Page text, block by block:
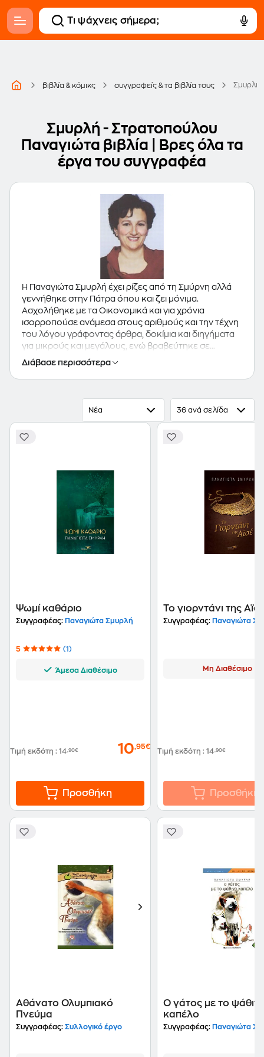
βιβλία & κόμικς συγγραφείς & τα βιβλία τους Σμυρλή
Σμυρλή - Στρατοπούλου
Παναγιώτα βιβλία | Βρες όλα τα
έργα του συγγραφέα
Η Παναγιώτα Σμυρλή έχει ρίζες από τη Σμύρνη αλλά
γεννήθηκε στην Πάτρα όπου και ζει μόνιμα.
Ασχολήθηκε με τα Οικονομικά και για χρόνια
ισορροπούσε ανάμεσα στους αριθμούς και την τέχνη
του λόγου γράφοντας άρθρα, δοκίμια και διηγήματα
για μικρούς και μεγάλους, ενώ βραβεύτηκε σε
φιλολογικούς διαγωνισμούς στην Ελλάδα και το
εξωτερικό. Απέσπασε το Πανευρωπαϊκό βραβείο
διηγήματος με το διήγημα "Σπασμένο ρόδι". Τώρα η
"Ανθείας 201", εκδόσεις Εντός (Έπαινος από τον
ηλικία), "Ο γάτος με το ψάθινο καπέλο", εκδόσεις
Καστανιώτη, "Τα τζοβαΐρια της αγάπης", "Σου γράφω
εκδόσεων Ψυχογιός "Θα 'θελα τόσα να σου πω, μαμά
- θα 'θελα τόσα να σου πω μπαμπά", "Ιστορίες που
γράφει η ζωή", "Αθάνατο Ολυμπιακό Πνεύμα". Έχει
συμμετάσχει επίσης σε ανθολογίας ποίησης για παιδιά
και νέους από τις εκδόσεις Τοξότης.
Διάβασε περισσότερα
Νέα 36 ανά σελίδα
Ψωμί καθάριο
Συγγραφέας: Παναγιώτα Σμυρλή
5 (1)
Άμεσα Διαθέσιμο
Τιμή εκδότη : 14,90€ 10,95€
Προσθήκη
Το γιορντάνι της
Συγγραφέας: Παναγιώτα
Μη Διαθέσιμο
Τιμή εκδότη : 14,90€
Προσθήκη
Αθάνατο Ολυμπιακό
Πνεύμα
Συγγραφέας: Συλλογικό έργο
Ο γάτος με το
καπέλο
Συγγραφέας: Παναγιώτα Σμυρλή-